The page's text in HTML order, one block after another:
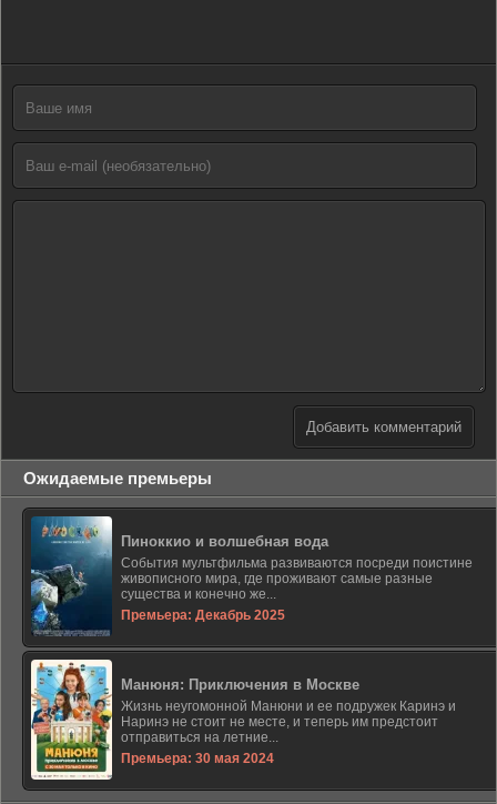
Добавить комментарий
Ожидаемые премьеры
Пиноккио и волшебная вода
События мультфильма развиваются посреди поистине
живописного мира, где проживают самые разные
существа и конечно же...
Премьера: Декабрь 2025
Манюня: Приключения в Москве
Жизнь неугомонной Манюни и ее подружек Каринэ и
Наринэ не стоит не месте, и теперь им предстоит
отправиться на летние...
Премьера: 30 мая 2024